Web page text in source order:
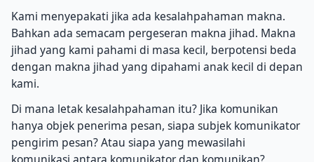
Kami menyepakati jika ada kesalahpahaman makna.
Bahkan ada semacam pergeseran makna jihad. Makna
jihad yang kami pahami di masa kecil, berpotensi beda
dengan makna jihad yang dipahami anak kecil di depan
kami.
Di mana letak kesalahpahaman itu? Jika komunikan
hanya objek penerima pesan, siapa subjek komunikator
pengirim pesan? Atau siapa yang mewasilahi
komunikasi antara komunikator dan komunikan?